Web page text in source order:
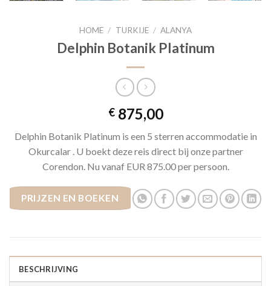
HOME / TURKIJE / ALANYA
Delphin Botanik Platinum
€875,00
Delphin Botanik Platinum is een 5 sterren accommodatie in
Okurcalar . U boekt deze reis direct bij onze partner
Corendon. Nu vanaf EUR 875.00 per persoon.
PRIJZEN EN BOEKEN
BESCHRIJVING